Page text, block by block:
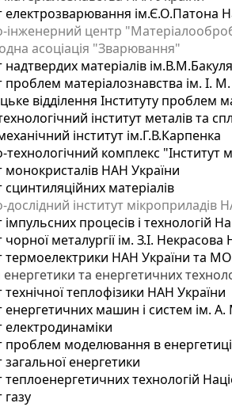
електрозварювання ім.Є.О.Патона
інженерний центр
асоціація "Зварювання"
надтвердих матеріалів
проблем матеріалознавства ім. І.
відділення Інституту проблем
інститут металів та
інститут ім.Г.В.Карпенка
технологічний комплекс "Інститут
монокристалів НАН України
сцинтиляційних матеріалів
дослідний інститут мікроприладів
імпульсних процесів і технологій
чорної металургії ім. З.І.
термоелектрики НАН України та
енергетики та енергетичних
технічної теплофізики НАН України
енергетичних машин і систем ім.
електродинаміки
проблем моделювання в
загальної енергетики
теплоенергетичних технологій
газу